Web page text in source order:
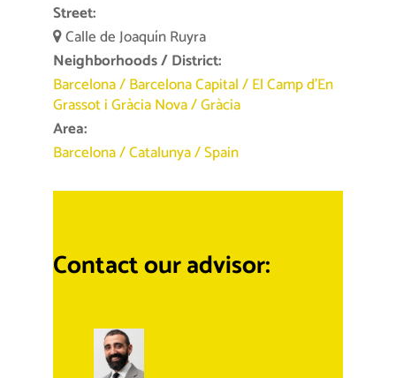
Street:
Calle de Joaquín Ruyra
Neighborhoods / District:
Barcelona/Barcelona Capital/El Camp d’En
Grassot i Gràcia Nova/Gràcia
Area:
Barcelona/Catalunya/Spain
Contact our advisor: